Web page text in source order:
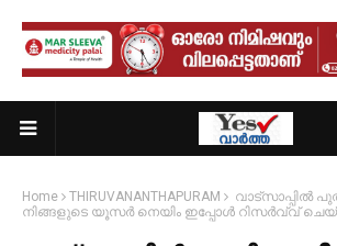
Home THIRUVANANTHAPURAM
വാട്‍സാപ്പിൽ
നിങ്ങളുടെ യൂസർ നെയിം ഇപ്പോൾ റിസർവ്വ്